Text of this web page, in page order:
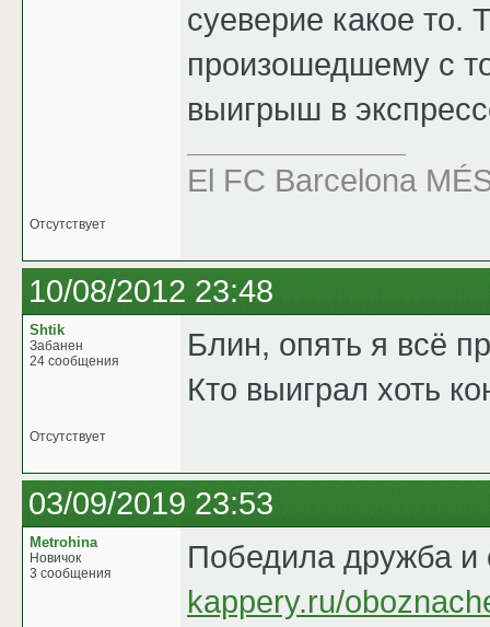
суеверие какое
произошедшему с
выигрыш в
El FC Barcelona
Отсутствует
10/08/2012 23:48
Shtik
Забанен
24 сообщения
Блин, опять я всё
Кто выиграл хоть
Отсутствует
03/09/2019 23:53
Metrohina
Новичок
3 сообщения
Победила дружба и
kappery.ru/